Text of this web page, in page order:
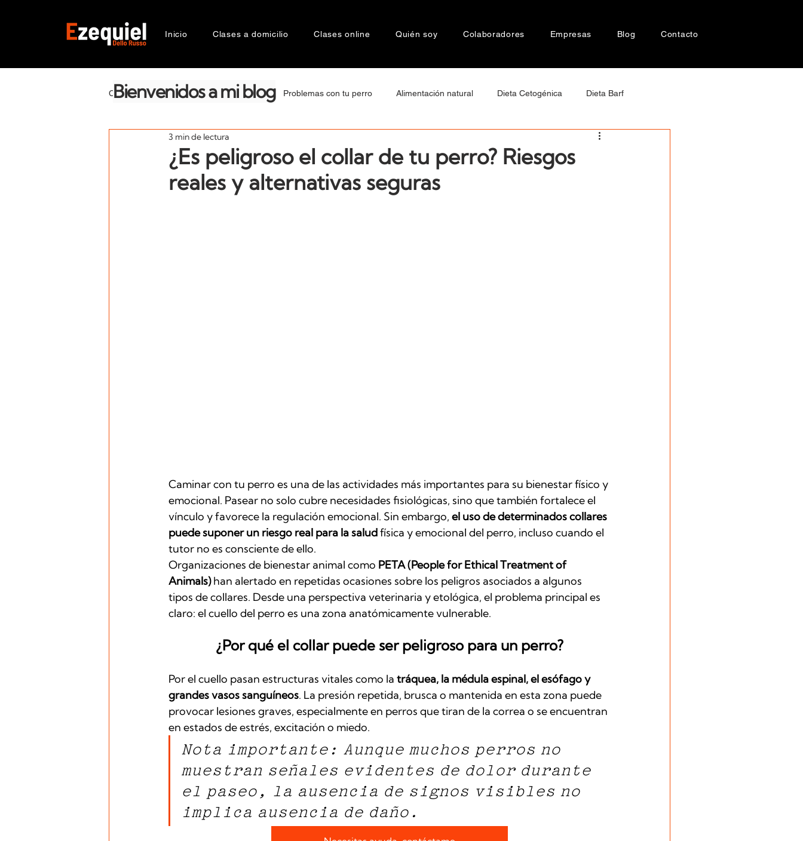
Inicio Clases a domicilio Clases online Quién soy Colaboradores Empresas Blog Contacto
CATEGORIAS La salud emocional Problemas con tu perro Alimentación natural Dieta Cetogénica Dieta Barf
Génetica
Suplementos Zooantropología Socialización Agresividad
¿Es peligroso el collar de tu perro? Riesgos
reales y alternativas seguras
3 min de lectura
Caminar con tu perro es una de las actividades más importantes para su bienestar físico y
emocional. Pasear no solo cubre necesidades fisiológicas, sino que también fortalece el
vínculo y favorece la regulación emocional. Sin embargo, el uso de determinados collares
puede suponer un riesgo real para la salud física y emocional del perro, incluso cuando el
tutor no es consciente de ello.
Organizaciones de bienestar animal como PETA (People for Ethical Treatment of
Animals) han alertado en repetidas ocasiones sobre los peligros asociados a algunos
tipos de collares. Desde una perspectiva veterinaria y etológica, el problema principal es
claro: el cuello del perro es una zona anatómicamente vulnerable.
¿Por qué el collar puede ser peligroso para un perro?
Por el cuello pasan estructuras vitales como la tráquea, la médula espinal, el esófago y
grandes vasos sanguíneos. La presión repetida, brusca o mantenida en esta zona puede
provocar lesiones graves, especialmente en perros que tiran de la correa o se encuentran
en estados de estrés, excitación o miedo.
Nota importante: Aunque muchos perros no
muestran señales evidentes de dolor durante
el paseo, la ausencia de signos visibles no
implica ausencia de daño.
Bienvenidos a mi blog